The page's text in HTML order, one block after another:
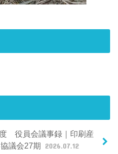
役員会議事録｜印刷産
議会27期 2026.07.12